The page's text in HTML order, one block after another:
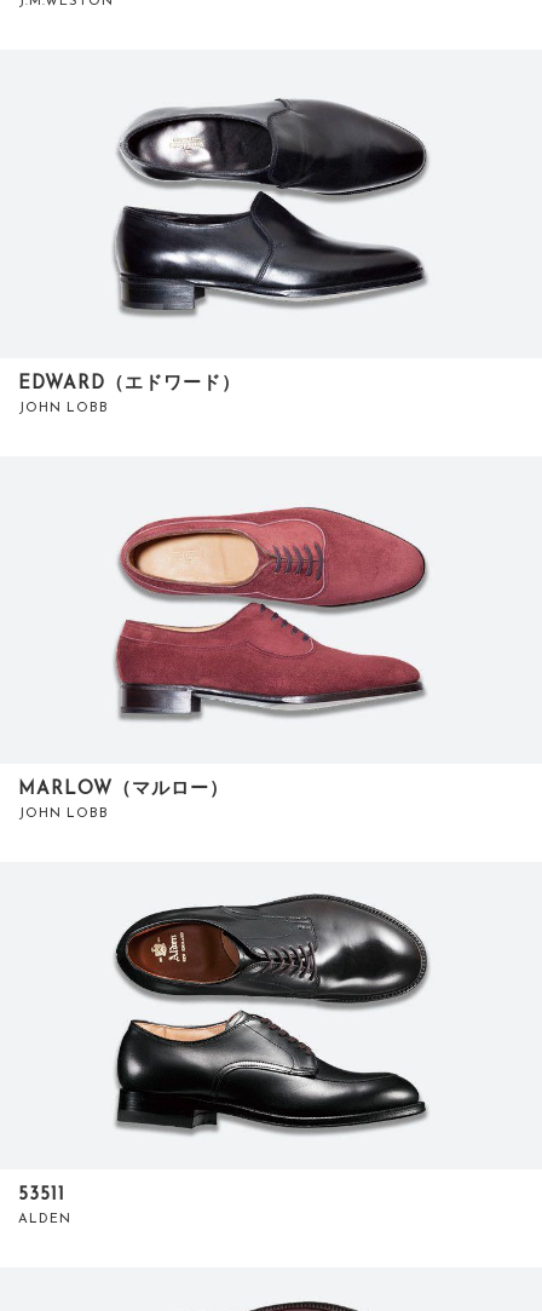
EDWARD（エドワード）
JOHN LOBB
MARLOW（マルロー）
JOHN LOBB
53511
ALDEN